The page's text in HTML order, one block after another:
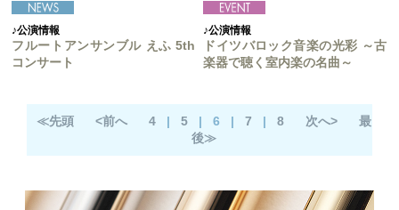
♪公演情報
フルートアンサンブル えふ 5th
コンサート
♪公演情報
ドイツバロック音楽の光彩 ～古
楽器で聴く室内楽の名曲～
≪先頭 <前へ 4| 5| 6 | 7 | 8 次へ>
最
後≫